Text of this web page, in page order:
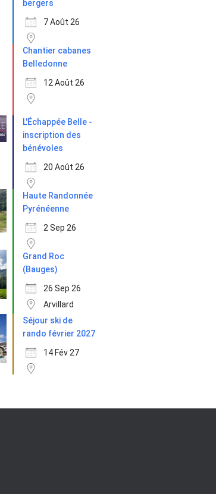
bergers
7 Août 26
Chantier cabanes
Belledonne
12 Août 26
L'Échappée Belle -
inscription des
bénévoles
20 Août 26
Haute Randonnée
Pyrénéenne
2 Sep 26
Grand Roc
(Bauges)
26 Sep 26
Arvillard
Séjour ski de
rando février 2027
14 Fév 27